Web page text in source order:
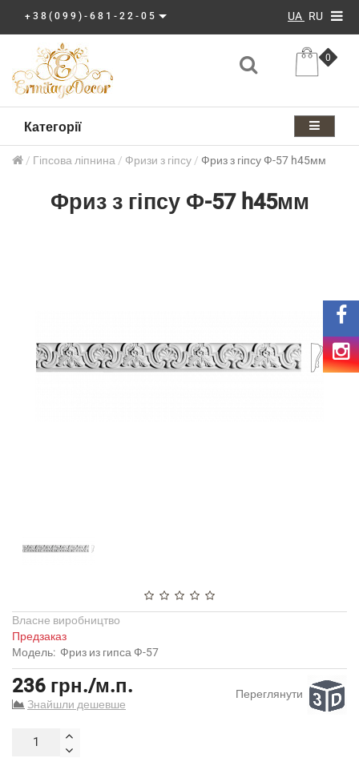
+38(099)-681-22-05 UA RU
0
Категорії
Гіпсова ліпнина Фризи з гіпсу Фриз з гіпсу Ф-57 h45мм
Фриз з гіпсу Ф-57 h45мм
Власне виробництво
Предзаказ
Модель: Фриз из гипса Ф-57
236 грн./м.п.
Знайшли дешевше
Переглянути